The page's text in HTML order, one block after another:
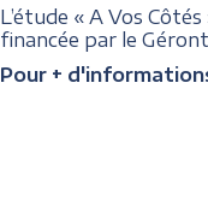
L’étude « A Vos
financée par le
Pour +